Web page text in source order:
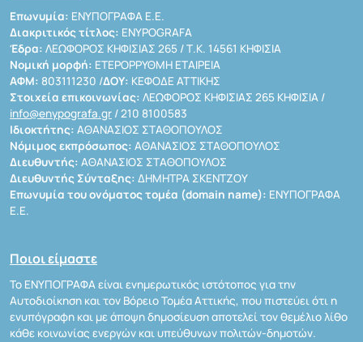
Επωνυμία: ΕΝΥΠΟΓΡΑΦΑ Ε.Ε.
Διακριτικός τίτλος: ENYPOGRAFA
Έδρα: ΛΕΩΦΟΡΟΣ ΚΗΦΙΣΙΑΣ 265 / Τ.Κ. 14561 ΚΗΦΙΣΙΑ
Νομική μορφή: ΕΤΕΡΟΡΡΥΘΜΗ ΕΤΑΙΡΕΙΑ
ΑΦΜ: 803111230 /ΔΟΥ: ΚΕΦΟΔΕ ΑΤΤΙΚΗΣ
Στοιχεία επικοινωνίας: ΛΕΩΦΟΡΟΣ ΚΗΦΙΣΙΑΣ 265 ΚΗΦΙΣΙΑ /
info@enypografa.gr / 210 8100583
Ιδιοκτήτης: ΑΘΑΝΑΣΙΟΣ ΣΤΑΘΟΠΟΥΛΟΣ
Νόμιμος εκπρόσωπος: ΑΘΑΝΑΣΙΟΣ ΣΤΑΘΟΠΟΥΛΟΣ
Διευθυντής: ΑΘΑΝΑΣΙΟΣ ΣΤΑΘΟΠΟΥΛΟΣ
Διευθυντής Σύνταξης: ΔΗΜΗΤΡΑ ΣΚΕΝΤΖΟΥ
Επωνυμία του ονόματος τομέα (domain name): ΕΝΥΠΟΓΡΑΦΑ
Ε.Ε.
Ποιοι είμαστε
Το ΕΝΥΠΟΓΡΑΦΑ είναι ενημερωτικός ιστότοπος για την
Αυτοδιοίκηση και τον Βόρειο Τομέα Αττικής, που πιστεύει ότι η
ενυπόγραφη και με άποψη δημοσίευση αποτελεί τον θεμέλιο λίθο
κάθε κοινωνίας ενεργών και υπεύθυνων πολιτών-δημοτών.